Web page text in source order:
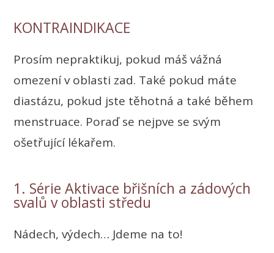
KONTRAINDIKACE
Prosím nepraktikuj, pokud máš vážná
omezení v oblasti zad. Také pokud máte
diastázu, pokud jste těhotná a také během
menstruace. Poraď se nejpve se svým
ošetřující lékařem.
1. Série Aktivace břišních a zádových
svalů v oblasti středu
Nádech, výdech… Jdeme na to!